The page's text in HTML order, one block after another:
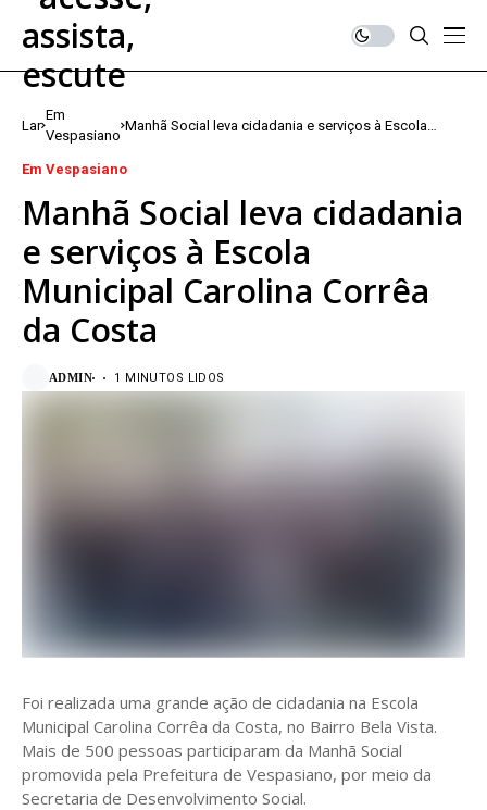
Lar
Em
Vespasiano
Manhã Social leva cidadania e serviços à Escola
Em Vespasiano
Manhã Social leva cidadania
e serviços à Escola
Municipal Carolina Corrêa
da Costa
ADMIN 1 MINUTOS LIDOS
Foi realizada uma grande ação de cidadania na Escola
Municipal Carolina Corrêa da Costa, no Bairro Bela Vista.
Mais de 500 pessoas participaram da Manhã Social
promovida pela Prefeitura de Vespasiano, por meio da
Secretaria de Desenvolvimento Social.